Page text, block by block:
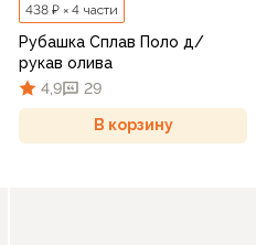
438 ₽ × 4 части
Рубашка Сплав Поло д/
рукав олива
4,9
29
В корзину